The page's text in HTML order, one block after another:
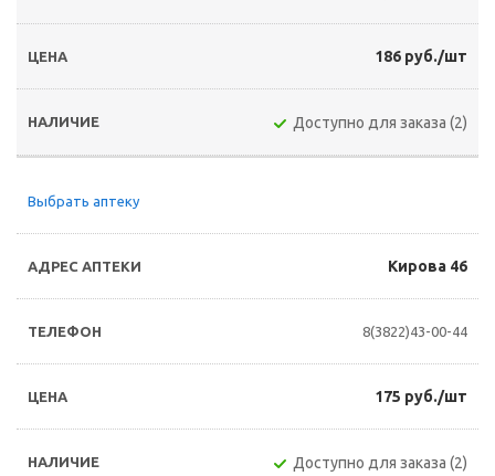
186 руб./шт
Доступно для заказа (2)
Выбрать аптеку
Кирова 46
8(3822)43-00-44
175 руб./шт
Доступно для заказа (2)